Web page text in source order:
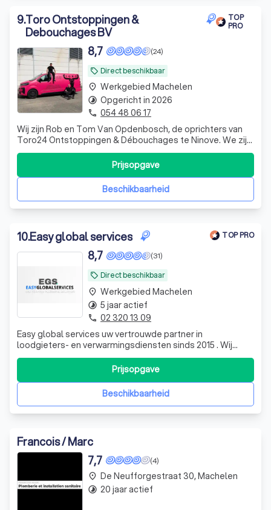
9.Toro Ontstoppingen &
Debouchages BV
TOP
PRO
local_offer Direct beschikbaar
(24)
8,7
Wij zijn Rob en Tom Van Opdenbosch, de oprichters van
Toro24 Ontstoppingen & Débouchages te Ninove. We zijn
niet alleen broers, maar ook beste vrienden en delen
dezelfde passie voor techniek, service en het correct
helpen van mensen bij problemen met afvoeren en
rioleringen. Met ondertussen meer da
Beschikbaarheid
Prijsopgave
place Werkgebied Machelen
timelapse Opgericht in 2026
phone 054 48 06 17
10.Easy global services TOP PRO
local_offer Direct beschikbaar
(31)
8,7
Easy global services uw vertrouwde partner in
loodgieters- en verwarmingsdiensten sinds 2015 . Wij
streven ernaar uw eerste keuze te zijn door uitstekende
service en vakmanschap te bieden. Wat ons
onderscheidt? Onze toewijding aan klanttevredenheid,
transparante communicatie en innovatieve kwalitati
Beschikbaarheid
Prijsopgave
place Werkgebied Machelen
timelapse 5 jaar actief
phone 02 320 13 09
Francois / Marc
(4)
7,7
place De Neufforgestraat 30, Machelen
timelapse 20 jaar actief